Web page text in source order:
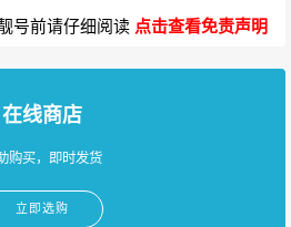
号前请仔细阅读 点击查看免责声明
在线商店
购买，即时发货
立即选购